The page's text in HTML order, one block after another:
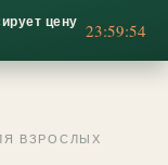
цену 23:59:52
ВЗРОСЛЫХ